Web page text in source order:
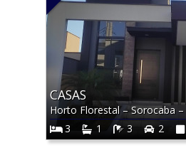
CASAS
Horto Florestal–Sorocaba –
3
1 3 2